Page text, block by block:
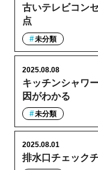
古いテレビコン
点
未分類
キッチンシャワ
因がわかる
2025.08.08
未分類
排水口チェック
2025.08.01